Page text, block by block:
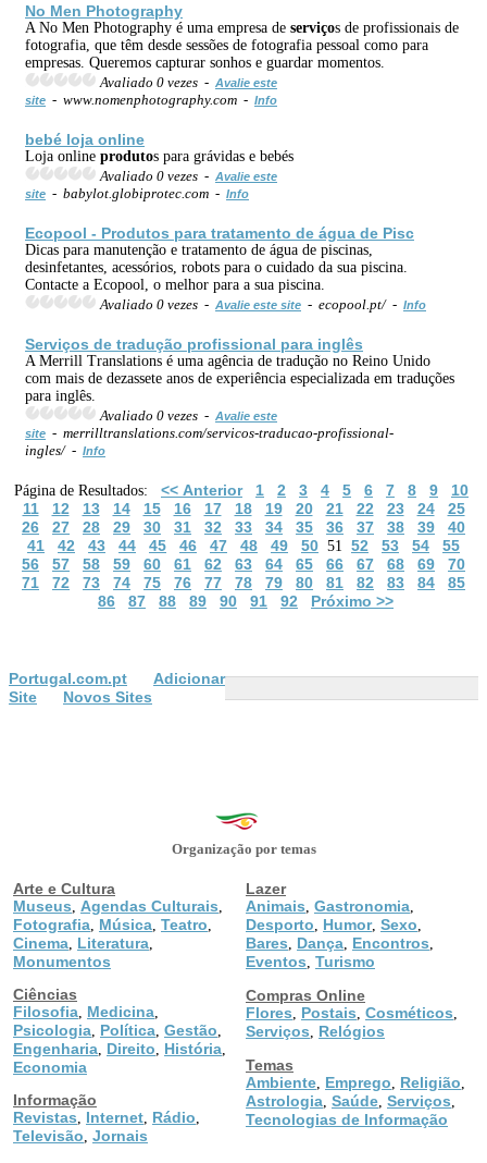
No Men Photography
A No Men Photography é uma empresa de serviços de profissionais de
fotografia, que têm desde sessões de fotografia pessoal como para
empresas. Queremos capturar sonhos e guardar momentos.
Avaliado 0 vezes - Avalie este
site - www.nomenphotography.com - Info
bebé loja online
Loja online produtos para grávidas e bebés
Avaliado 0 vezes - Avalie este
site - babylot.globiprotec.com - Info
Ecopool - Produtos para tratamento de água de Pisc
Dicas para manutenção e tratamento de água de piscinas,
desinfetantes, acessórios, robots para o cuidado da sua piscina.
Contacte a Ecopool, o melhor para a sua piscina.
Avaliado 0 vezes - Avalie este site - ecopool.pt/ - Info
Serviços de tradução profissional para inglês
A Merrill Translations é uma agência de tradução no Reino Unido
com mais de dezassete anos de experiência especializada em traduções
para inglês.
Avaliado 0 vezes - Avalie este
site - merrilltranslations.com/servicos-traducao-profissional-
ingles/ - Info
Página de Resultados: << Anterior 1 2 3 4 5 6 7 8 9
10
11
12 13 14 15 16 17 18 19 20 21 22 23 24
25
26
27 28 29 30 31 32 33 34 35 36 37 38 39
40
41
42 43 44 45 46 47 48 49 50 51 52 53 54
55
56
57 58 59 60 61 62 63 64 65 66 67 68 69
70
71
72 73 74 75 76 77 78 79 80 81 82 83 84
85
86
87 88 89 90 91 92 Próximo >>
Portugal.com.pt
Adicionar
Site
Novos Sites
Organização por temas
Arte e Cultura
Museus
Agendas Culturais
Fotografia Música Teatro
Cinema Literatura
Monumentos
Ciências
Filosofia Medicina
Psicologia Política Gestão
Engenharia Direito História
Economia
Informação
Revistas
Internet Rádio
Televisão Jornais
Lazer
Animais Gastronomia
Desporto Humor, Sexo
Bares Dança Encontros
Eventos Turismo
Compras Online
Flores
Postais Cosméticos
Serviços
Relógios
Temas
Ambiente Emprego Religião
Astrologia Saúde Serviços
Tecnologias de Informação